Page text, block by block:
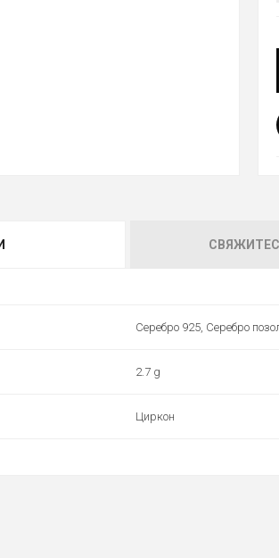
Серебро 925, Серебро
2.7 g
Циркон